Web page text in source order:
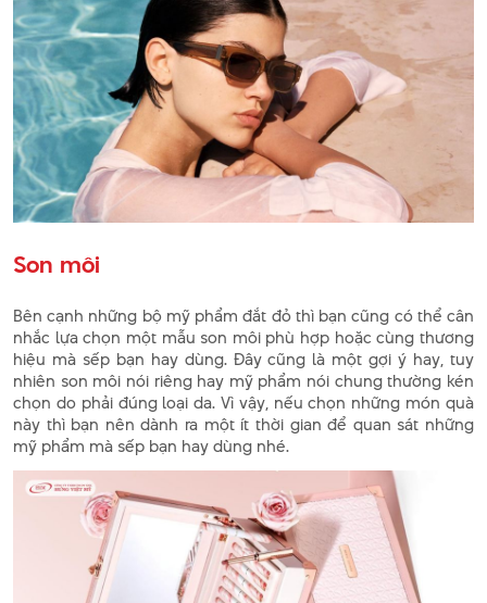
Son môi
Bên cạnh những bộ mỹ phẩm đắt đỏ thì bạn cũng có thể cân
nhắc lựa chọn một mẫu son môi phù hợp hoặc cùng thương
hiệu mà sếp bạn hay dùng. Đây cũng là một gợi ý hay, tuy
nhiên son môi nói riêng hay mỹ phẩm nói chung thường kén
chọn do phải đúng loại da. Vì vậy, nếu chọn những món quà
này thì bạn nên dành ra một ít thời gian để quan sát những
mỹ phẩm mà sếp bạn hay dùng nhé.